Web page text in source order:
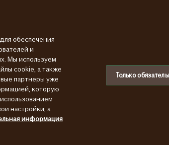
обеспечения
и
Мы используем
cookie, а также
партнеры уже
которую
настройки, а
информация
Только